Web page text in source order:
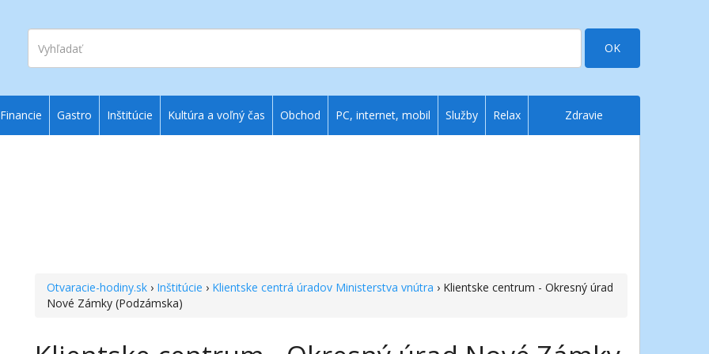
Vyhľadať
OK
Otvaracie-hodiny.sk › Inštitúcie › Klientske centrá úradov Ministerstva vnútra › Klientske centrum - Okresný úrad
Nové Zámky (Podzámska)
Financie Gastro Inštitúcie Kultúra a voľný čas Obchod PC, internet, mobil Služby Relax Zdravie